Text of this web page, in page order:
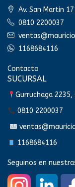
Av. San Martin
0810 2200037
1168684116
Contacto
SUCURSAL
Gurruchaga 2235,
0810 2200037
1168684116
Seguinos en